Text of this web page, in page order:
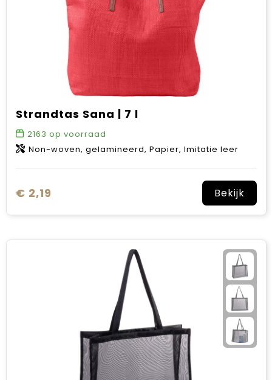
Strandtas Sana | 7 l
2163 op voorraad
Non-woven, gelamineerd, Papier, Imitatie leer
€ 2,19 Bekijk